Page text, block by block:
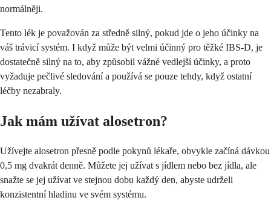
normálněji.
Tento lék je považován za středně silný, pokud jde o jeho účinky na
váš trávicí systém. I když může být velmi účinný pro těžké IBS-D, je
dostatečně silný na to, aby způsobil vážné vedlejší účinky, a proto
vyžaduje pečlivé sledování a používá se pouze tehdy, když ostatní
léčby nezabraly.
Jak mám užívat alosetron?
Užívejte alosetron přesně podle pokynů lékaře, obvykle začíná dávkou
0,5 mg dvakrát denně. Můžete jej užívat s jídlem nebo bez jídla, ale
snažte se jej užívat ve stejnou dobu každý den, abyste udrželi
konzistentní hladinu ve svém systému.